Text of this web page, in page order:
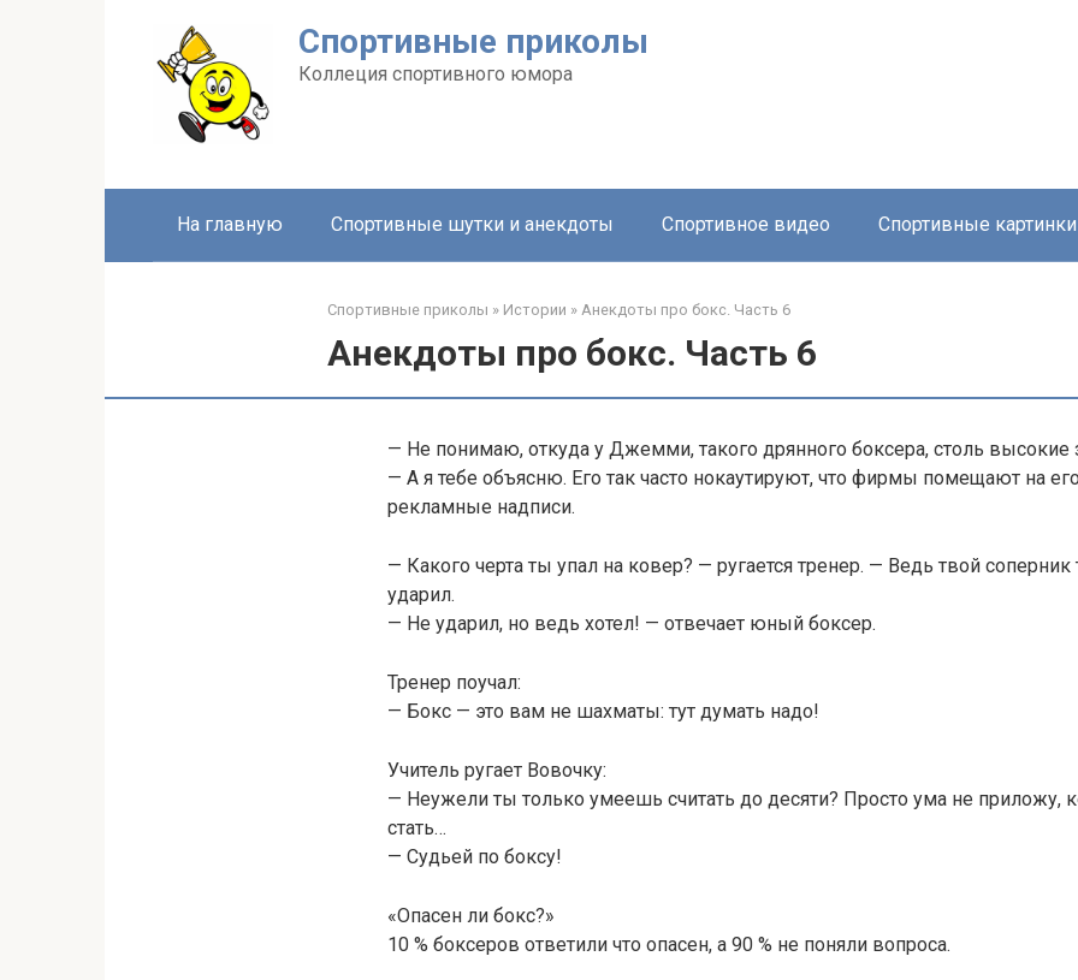
Спортивные приколы
Коллеция спортивного юмора
На главную Спортивные шутки и анекдоты Спортивное видео Спортивные картинки
Спортивные приколы » Истории » Анекдоты про бокс. Часть 6
Анекдоты про бокс. Часть 6
— Не понимаю, откуда у Джемми, такого дрянного боксера, столь высокие
— А я тебе объясню. Его так часто нокаутируют, что фирмы помещают на
рекламные надписи.
— Какого черта ты упал на ковер? — ругается тренер. — Ведь твой
ударил.
— Не ударил, но ведь хотел! — отвечает юный боксер.
Тренер поучал:
— Бокс — это вам не шахматы: тут думать надо!
Учитель ругает Вовочку:
— Неужели ты только умеешь считать до десяти? Просто ума не
стать…
— Судьей по боксу!
«Опасен ли бокс?»
10 % боксеров ответили что опасен, а 90 % не поняли вопроса.